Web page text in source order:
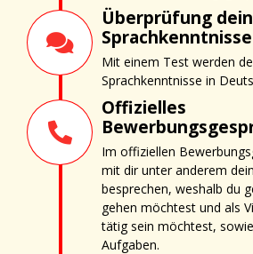
Überprüfung
Sprachkenntnisse
Mit einem Test werden
Sprachkenntnisse in
Offizielles
Im offiziellen
mit dir unter anderem
besprechen, weshalb du
gehen möchtest und als
tätig sein möchtest,
Aufgaben.